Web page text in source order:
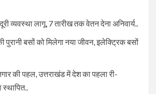
व्यवस्था लागू, 7 तारीख तक वेतन देना अनिवार्य..
पुरानी बसों को मिलेगा नया जीवन, इलेक्ट्रिक बसों
की पहल, उत्तराखंड में देश का पहला री-